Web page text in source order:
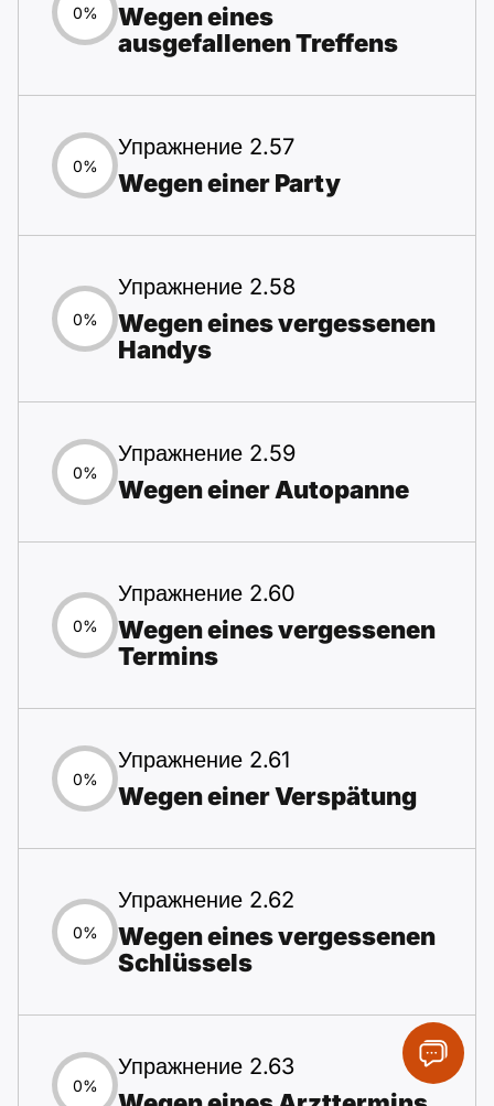
0%
Wegen eines
ausgefallenen Treffens
0%
Упражнение 2.57
Wegen einer Party
0%
Упражнение 2.58
Wegen eines vergessenen
Handys
0%
Упражнение 2.59
Wegen einer Autopanne
0%
Упражнение 2.60
Wegen eines vergessenen
Termins
0%
Упражнение 2.61
Wegen einer Verspätung
0%
Упражнение 2.62
Wegen eines vergessenen
Schlüssels
0%
Упражнение 2.63